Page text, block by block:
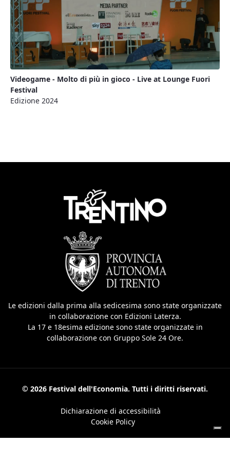
Videogame - Molto di più in gioco - Live at Lounge Fuori
Festival
Edizione 2024
Le edizioni dalla prima alla sedicesima sono state organizzate
in collaborazione con Edizioni Laterza.
La 17 e 18esima edizione sono state organizzate in
collaborazione con Gruppo Sole 24 Ore.
© 2026 Festival dell'Economia. Tutti i diritti riservati.
Dichiarazione di accessibilità
Cookie Policy